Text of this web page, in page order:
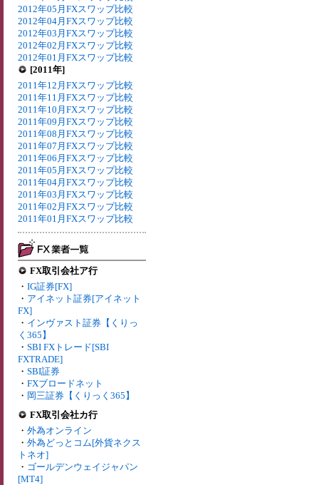
2012年05月FXスワップ比較
2012年04月FXスワップ比較
2012年03月FXスワップ比較
2012年02月FXスワップ比較
2012年01月FXスワップ比較
[2011年]
2011年12月FXスワップ比較
2011年11月FXスワップ比較
2011年10月FXスワップ比較
2011年09月FXスワップ比較
2011年08月FXスワップ比較
2011年07月FXスワップ比較
2011年06月FXスワップ比較
2011年05月FXスワップ比較
2011年04月FXスワップ比較
2011年03月FXスワップ比較
2011年02月FXスワップ比較
2011年01月FXスワップ比較
FX取引会社ア行
・ IG証券[FX]
・ アイネット証券[アイネット
FX]
・ インヴァスト証券【くりっ
く365】
・ SBI FXトレード[SBI
FXTRADE]
・ SBI証券
・ FXブロードネット
・ 岡三証券【くりっく365】
FX取引会社カ行
・ 外為オンライン
・ 外為どっとコム[外貨ネクス
トネオ]
・ ゴールデンウェイジャパン
[MT4]